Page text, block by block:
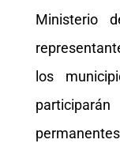
Ministerio
los